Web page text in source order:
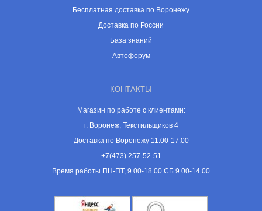
Бесплатная доставка по Воронежу
Доставка по России
База знаний
Автофорум
КОНТАКТЫ
Магазин по работе с клиентами:
г. Воронеж, Текстильщиков 4
Доставка по Воронежу 11.00-17.00
+7(473) 257-52-51
Время работы ПН-ПТ, 9.00-18.00 СБ 9.00-14.00